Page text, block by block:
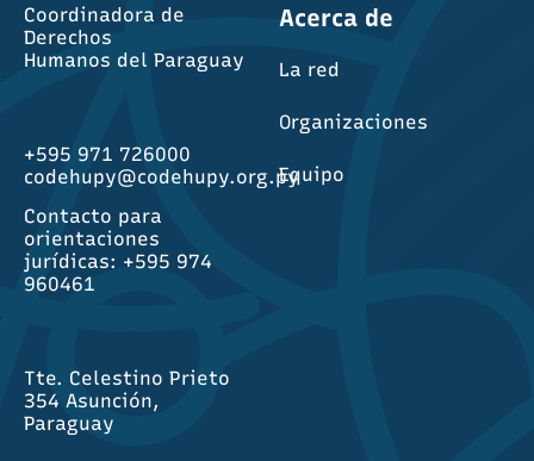
Coordinadora de
Derechos
Humanos del Paraguay
+595 971 726000
codehupy@codehupy.org.py
Contacto para
orientaciones
jurídicas: +595 974
960461
Tte. Celestino Prieto
354 Asunción,
Paraguay
Acerca de
La red
Organizaciones
Equipo